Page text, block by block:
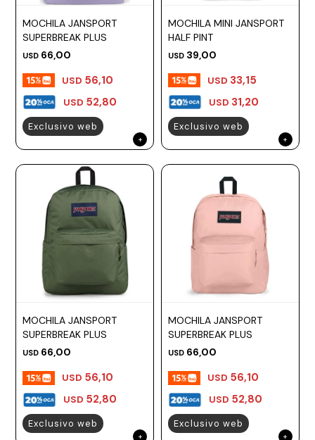
MOCHILA JANSPORT
SUPERBREAK PLUS
USD 66,00
USD 52,80
USD 56,10
Exclusivo web
MOCHILA MINI JANSPORT
HALF PINT
USD 39,00
USD 31,20
USD 33,15
Exclusivo web
MOCHILA JANSPORT
SUPERBREAK PLUS
USD 66,00
USD 52,80
USD 56,10
Exclusivo web
MOCHILA JANSPORT
SUPERBREAK PLUS
USD 66,00
USD 52,80
USD 56,10
Exclusivo web
todo
Relojes
Loria
Studio
Casio
Fossil
Skagen
Rosefield
Emporio
Jansport
Prune
Mistral
Camelbak
Lamy
Kaweco
Pluma
Repuestos
Bolígrafo
Rollerball
Lápiz
mecánico
HIDRATACIÓN
Plastico
Accesorios
MOCHILAS
ACCESORIOS
Encendedores
Lentes
de
accesorios
OUTLET
WATCHME
EmpresaCompraBlog